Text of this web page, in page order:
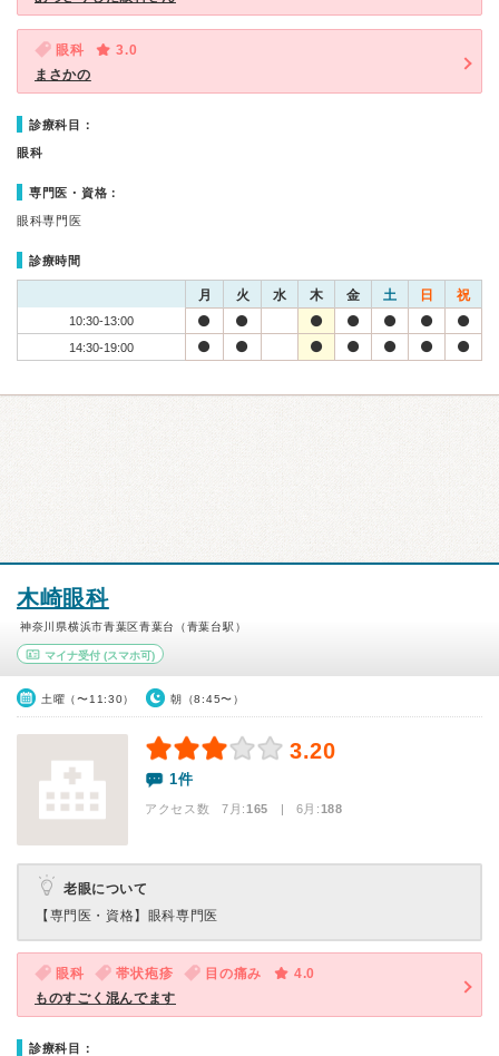
眼科
3.0
まさかの
診療科目：
眼科
専門医・資格：
眼科専門医
診療時間
月 火 水 木 金 土 日 祝
10:30-13:00
14:30-19:00
木崎眼科
神奈川県横浜市青葉区青葉台（青葉台駅）
マイナ受付 (スマホ可)
土曜（〜11:30） 朝（8:45〜）
3.20
1件
アクセス数 7月:165 | 6月:188
老眼について
【専門医・資格】 眼科専門医
眼科 帯状疱疹 目の痛み
4.0
ものすごく混んでます
診療科目：